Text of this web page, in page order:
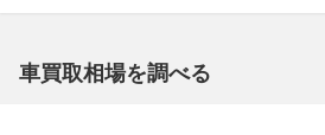
車買取相場を調べる